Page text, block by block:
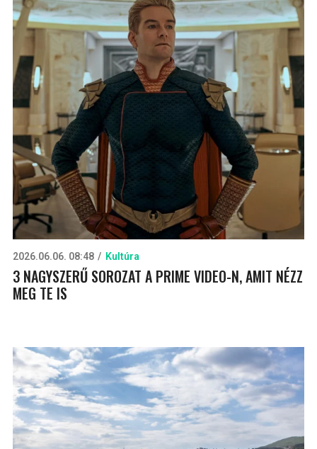
2026.06.06. 08:48 Kultúra
3 NAGYSZERŰ SOROZAT A PRIME VIDEO-N, AMIT NÉZZ
MEG TE IS